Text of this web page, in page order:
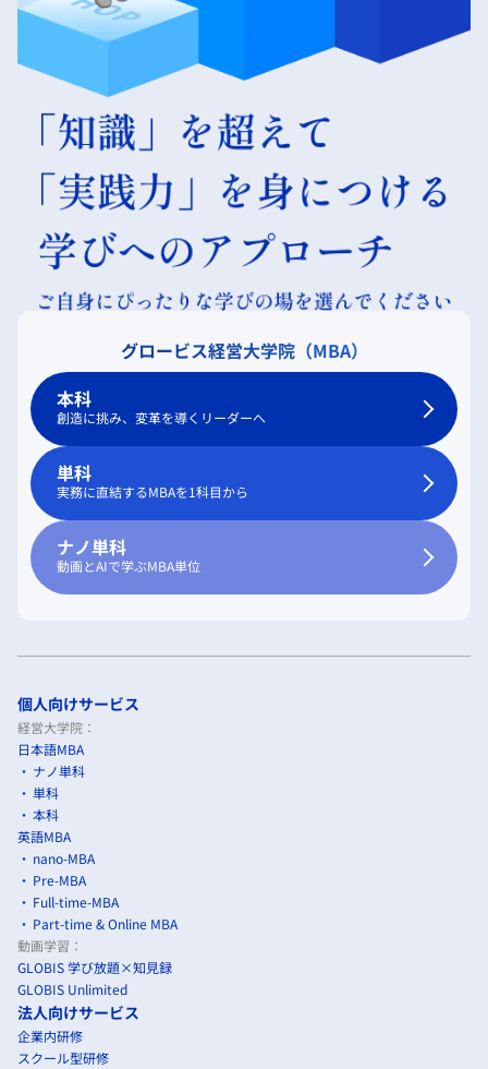
グロービス経営大学院（MBA）
本科
創造に挑み、変革を導くリーダーへ
単科
実務に直結するMBAを1科目から
ナノ単科
動画とAIで学ぶMBA単位
個人向けサービス
経営大学院：
日本語MBA
ナノ単科
単科
本科
英語MBA
nano-MBA
Pre-MBA
Full-time-MBA
Part-time & Online MBA
動画学習：
GLOBIS 学び放題×知見録
GLOBIS Unlimited
法人向けサービス
企業内研修
スクール型研修